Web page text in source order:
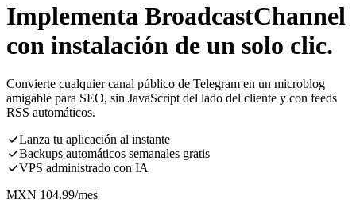
Implementa BroadcastChannel
con instalación de un solo clic.
Convierte cualquier canal público de Telegram en un microblog
amigable para SEO, sin JavaScript del lado del cliente y con feeds
RSS automáticos.
Lanza tu aplicación al instante
Backups automáticos semanales gratis
VPS administrado con IA
MXN 104.99/mes